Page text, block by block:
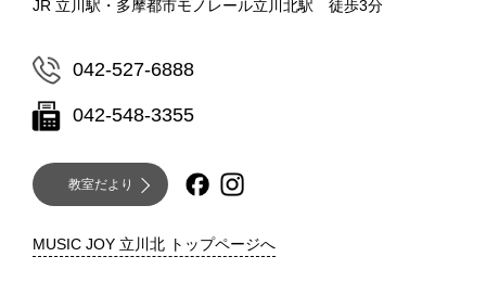
JR 立川駅・多摩都市モノレール立川北駅 徒歩3分
042-527-6888
042-548-3355
教室だより
MUSIC JOY 立川北 トップページへ